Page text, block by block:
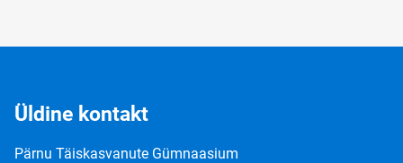
Üldine kontakt
Pärnu Täiskasvanute Gümnaasium